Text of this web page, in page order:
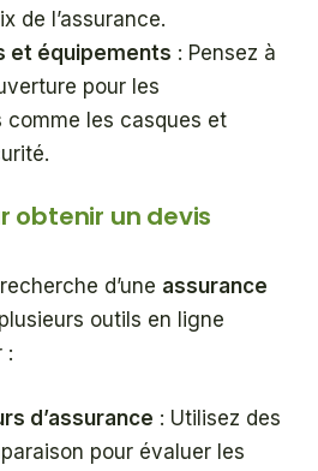
de l’assurance.
et équipements : Pensez à
pour les
comme les casques et
obtenir un devis
d’une assurance
outils en ligne
:
d’assurance : Utilisez des
pour évaluer les